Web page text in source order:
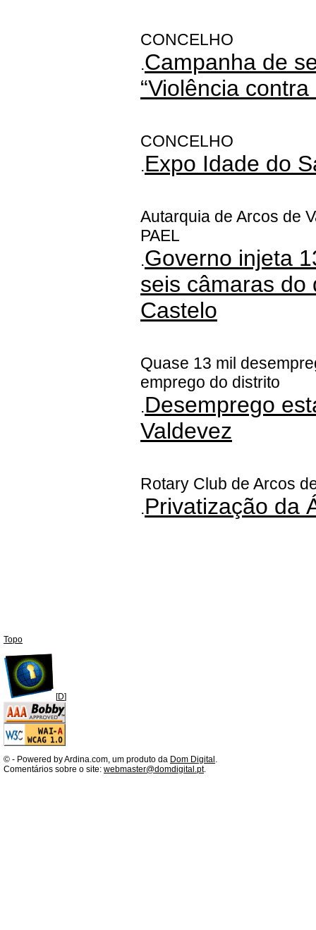
CONCELHO
.Campanha de
“Violência
CONCELHO
.Expo Idade do
Autarquia de Arcos de
PAEL
.Governo injeta
seis câmaras do
Castelo
Quase 13 mil
emprego do distrito
.Desemprego
Valdevez
Rotary Club de Arcos
.Privatização da
Topo
[D]
© - Powered by Ardina.com, um produto da Dom Digital .
Comentários sobre o site: webmaster@domdigital.pt.